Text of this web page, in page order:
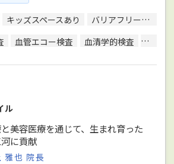
キッズスペースあり バリアフリー対応
血管エコー検査 血清学的検査 顕微鏡
ル
美容医療を通じて、生まれ育った
に貢献
雅也 院長